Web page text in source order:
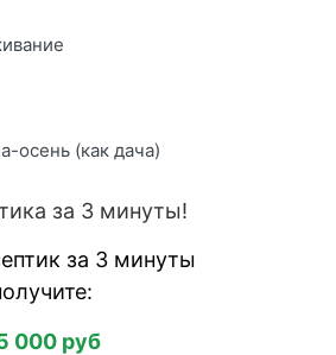
осень (как дача)
за 3 минуты!
за 3 минуты
000 руб